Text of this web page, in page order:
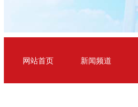
网站首页 新闻频道